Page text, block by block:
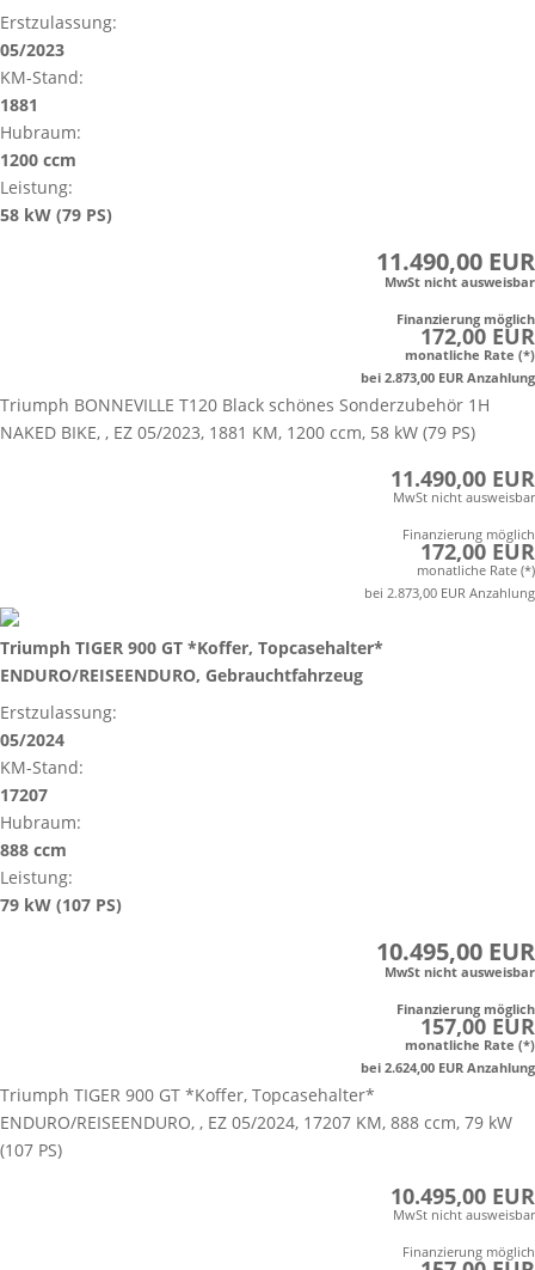
Erstzulassung:
05/2023
KM-Stand:
1881
Hubraum:
1200 ccm
Leistung:
58 kW (79 PS)
11.490,00 EUR
MwSt nicht ausweisbar
Finanzierung möglich
172,00 EUR
monatliche Rate (*)
bei 2.873,00 EUR Anzahlung
Triumph BONNEVILLE T120 Black schönes Sonderzubehör 1H
NAKED BIKE, , EZ 05/2023, 1881 KM, 1200 ccm, 58 kW (79 PS)
11.490,00 EUR
MwSt nicht ausweisbar
Finanzierung möglich
172,00 EUR
monatliche Rate (*)
bei 2.873,00 EUR Anzahlung
Triumph TIGER 900 GT *Koffer, Topcasehalter*
ENDURO/REISEENDURO, Gebrauchtfahrzeug
Erstzulassung:
05/2024
KM-Stand:
17207
Hubraum:
888 ccm
Leistung:
79 kW (107 PS)
10.495,00 EUR
MwSt nicht ausweisbar
Finanzierung möglich
157,00 EUR
monatliche Rate (*)
bei 2.624,00 EUR Anzahlung
Triumph TIGER 900 GT *Koffer, Topcasehalter*
ENDURO/REISEENDURO, , EZ 05/2024, 17207 KM, 888 ccm, 79 kW
(107 PS)
10.495,00 EUR
MwSt nicht ausweisbar
Finanzierung möglich